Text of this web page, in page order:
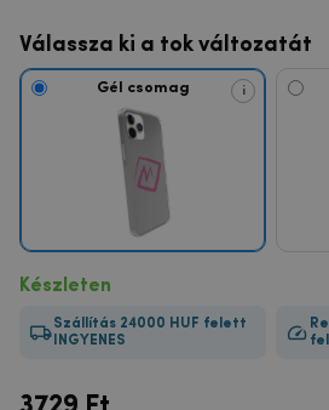
Válassza ki a tok változatát
Gél csomag i
Készleten
Szállítás 24000 HUF felett
INGYENES